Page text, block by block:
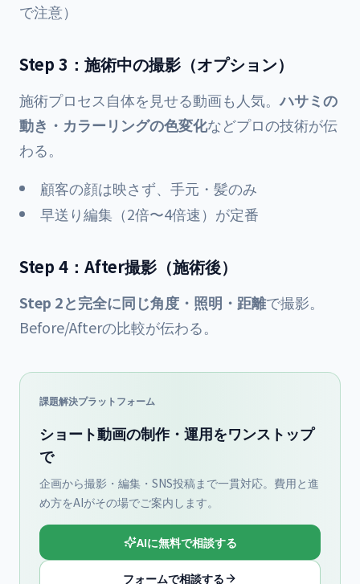
で注意）
Step 3：施術中の撮影（オプション）
施術プロセス自体を見せる動画も人気。ハサミの
動き・カラーリングの色変化などプロの技術が伝
わる。
顧客の顔は映さず、手元・髪のみ
早送り編集（2倍〜4倍速）が定番
Step 4：After撮影（施術後）
Step 2と完全に同じ角度・照明・距離で撮影。
Before/Afterの比較が伝わる。
課題解決プラットフォーム
ショート動画の制作・運用をワンストップ
で
企画から撮影・編集・SNS投稿まで一貫対応。費用と進
め方をAIがその場でご案内します。
AIに無料で相談する
フォームで相談する